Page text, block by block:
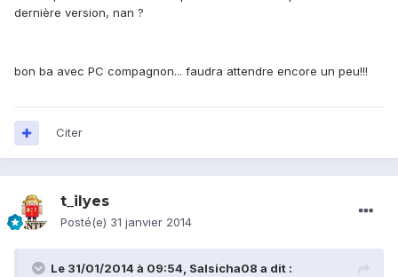
dernière version, nan ?
bon ba avec PC compagnon... faudra attendre encore un peu!!!
Citer
t_ilyes
Posté(e) 31 janvier 2014
Le 31/01/2014 à 09:54, Salsicha08 a dit :